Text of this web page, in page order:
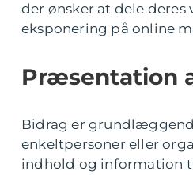
der ønsker at dele deres
eksponering på online
Præsentation
Bidrag er
enkeltpersoner eller
indhold og information